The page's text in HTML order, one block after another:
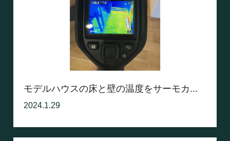
モデルハウスの床と壁の温度をサーモカ...
2024.1.29